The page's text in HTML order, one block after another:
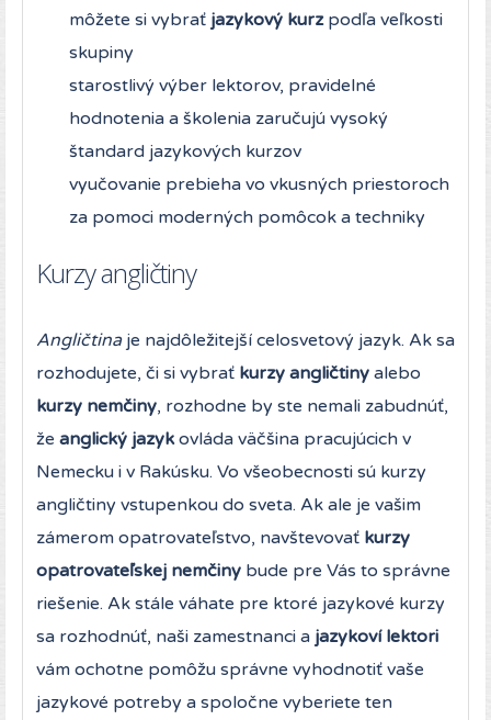
môžete si vybrať jazykový kurzpodľa veľkosti
skupiny
starostlivý výber lektorov, pravidelné
hodnotenia a školenia zaručujú vysoký
štandard jazykových kurzov
vyučovanie prebieha vo vkusných priestoroch
za pomoci moderných pomôcok a techniky
Kurzy angličtiny
Angličtinaje najdôležitejší celosvetový jazyk. Ak sa
rozhodujete, či si vybrať kurzy angličtiny alebo
kurzy nemčiny, rozhodne by ste nemali zabudnúť,
že anglický jazykovláda väčšina pracujúcich v
Nemecku i v Rakúsku. Vo všeobecnosti sú kurzy
angličtiny vstupenkou do sveta. Ak ale je vašim
zámerom opatrovateľstvo, navštevovať kurzy
opatrovateľskej nemčiny bude pre Vás to správne
riešenie. Ak stále váhate pre ktoré jazykové kurzy
sa rozhodnúť, naši zamestnanci a jazykoví lektori
vám ochotne pomôžu správne vyhodnotiť vaše
jazykové potreby a spoločne vyberiete ten